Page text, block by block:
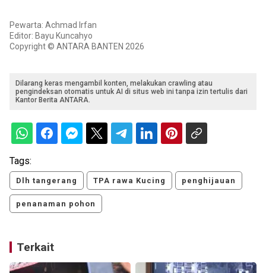
Pewarta: Achmad Irfan
Editor: Bayu Kuncahyo
Copyright © ANTARA BANTEN 2026
Dilarang keras mengambil konten, melakukan crawling atau
pengindeksan otomatis untuk AI di situs web ini tanpa izin tertulis dari
Kantor Berita ANTARA.
Tags:
Dlh tangerang TPA rawa Kucing penghijauan
penanaman pohon
Terkait